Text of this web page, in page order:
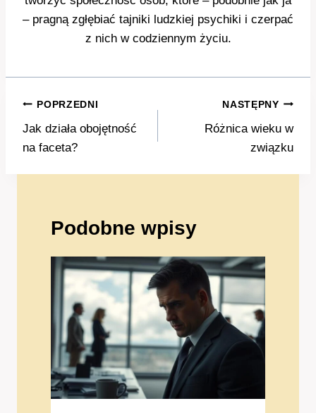
– pragną zgłębiać tajniki ludzkiej psychiki i czerpać
z nich w codziennym życiu.
Nawigacja
wpisu
POPRZEDNI
Jak działa obojętność
na faceta?
NASTĘPNY
Różnica wieku w
związku
Podobne wpisy